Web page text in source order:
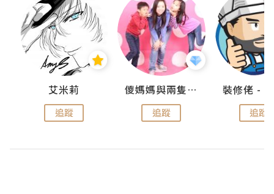
艾米莉
追蹤
儍媽媽與兩隻小魔怪之家
追蹤 追蹤